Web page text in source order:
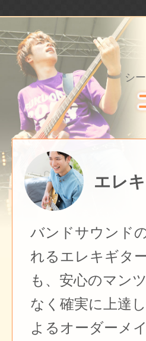
シ
エレ
バンドサウンド
れるエレキギタ
も、安心のマン
なく確実に上達
よるオーダーメ